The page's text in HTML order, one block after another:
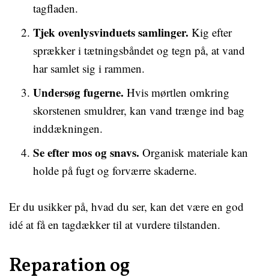
tagfladen.
Tjek ovenlysvinduets samlinger. Kig efter
sprækker i tætningsbåndet og tegn på, at vand
har samlet sig i rammen.
Undersøg fugerne. Hvis mørtlen omkring
skorstenen smuldrer, kan vand trænge ind bag
inddækningen.
Se efter mos og snavs. Organisk materiale kan
holde på fugt og forværre skaderne.
Er du usikker på, hvad du ser, kan det være en god
idé at få en tagdækker til at vurdere tilstanden.
Reparation og